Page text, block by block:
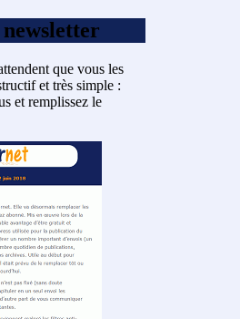
que vous les
et très simple :
et remplissez le